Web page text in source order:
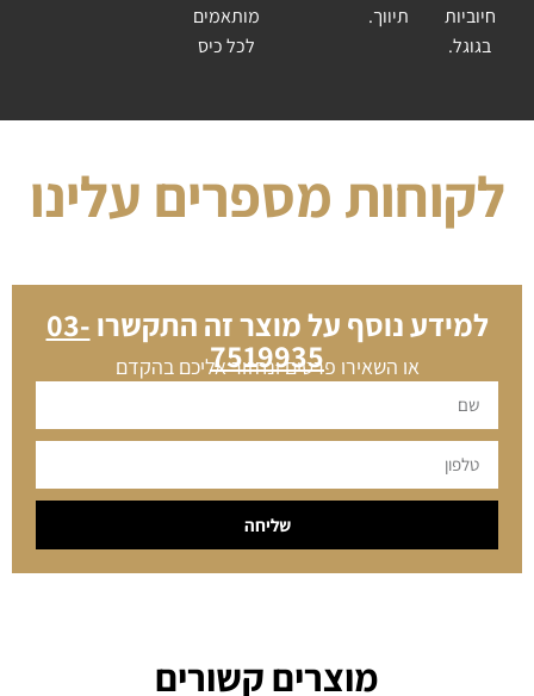
חיוביות
בגוגל.
תיווך.
מותאמים
לכל כיס
לקוחות מספרים עלינו
למידע נוסף על מוצר זה התקשרו 03-
7519935
או השאירו פרטים ונחזור אליכם בהקדם
שליחה
מוצרים קשורים